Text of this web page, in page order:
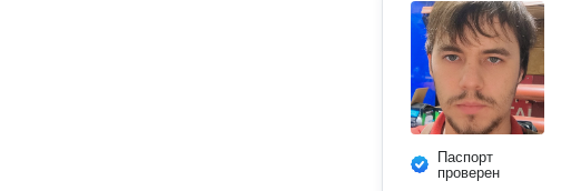
Паспорт
проверен